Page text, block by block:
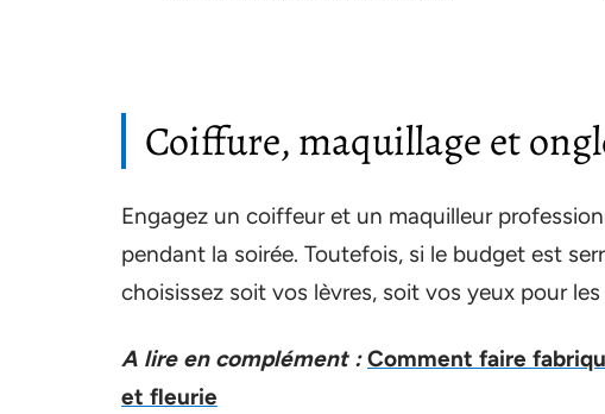
Coiffure, maquillage et
Engagez un coiffeur et un maquilleur
pendant la soirée. Toutefois, si le budget est
choisissez soit vos lèvres, soit vos yeux pour
A lire en complément : Comment faire
et fleurie